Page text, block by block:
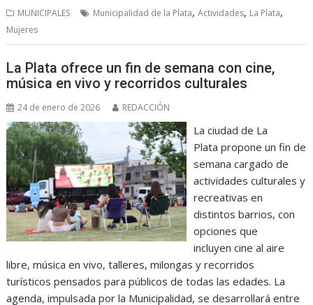
MUNICIPALES Municipalidad de la Plata,Actividades, La Plata,
Mujeres
La Plata ofrece un fin de semana con cine,
música en vivo y recorridos culturales
24 de enero de 2026 REDACCIÓN
La ciudad de La
Plata propone un fin de
semana cargado de
actividades culturales y
recreativas en
distintos barrios, con
opciones que
incluyen cine al aire
libre, música en vivo, talleres, milongas y recorridos
turísticos pensados para públicos de todas las edades. La
agenda, impulsada por la Municipalidad, se desarrollará entre